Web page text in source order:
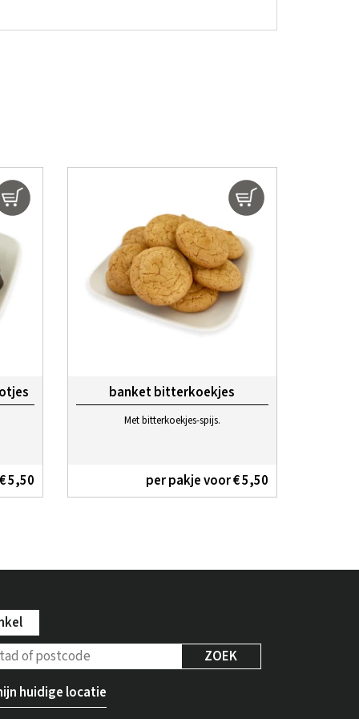
5,50
banket bitterkoekjes
Met bitterkoekjes-spijs.
per pakje voor € 5,50
ZOEK
huidige locatie